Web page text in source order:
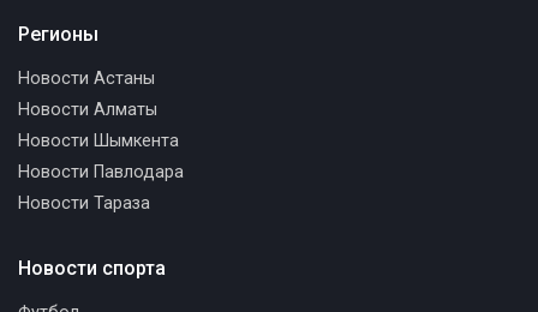
Регионы
Новости Астаны
Новости Алматы
Новости Шымкента
Новости Павлодара
Новости Тараза
Новости спорта